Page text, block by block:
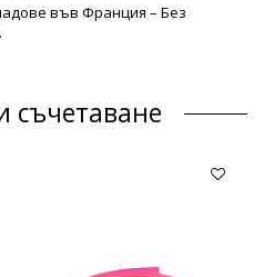
във Франция – Без
съчетаване